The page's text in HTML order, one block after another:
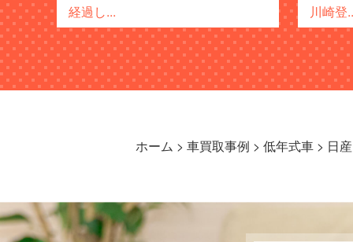
経過し...
川崎登
ホーム > 車買取事例 > 低年式車 > 日